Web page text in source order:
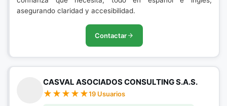
asegurando claridad y accesibilidad.
Contactar
CASVAL ASOCIADOS CONSULTING S.A.S.
19 Usuarios